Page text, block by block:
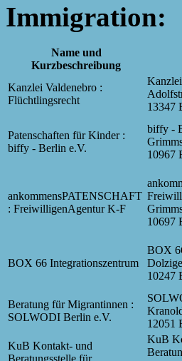
Immigration:
Name und
Kurzbeschreibung
Kanzlei Valdenebro :
Flüchtlingsrecht
13347
Patenschaften für Kinder :
biffy - Berlin e.V.
biffy -
10967
ankommensPATENSCHAFT
: FreiwilligenAgentur K-F
10697
BOX 66 Integrationszentrum
BOX
10247
Beratung für Migrantinnen :
SOLWODI Berlin e.V.
12051
KuB Kontakt- und
Beratungsstelle für
KuB